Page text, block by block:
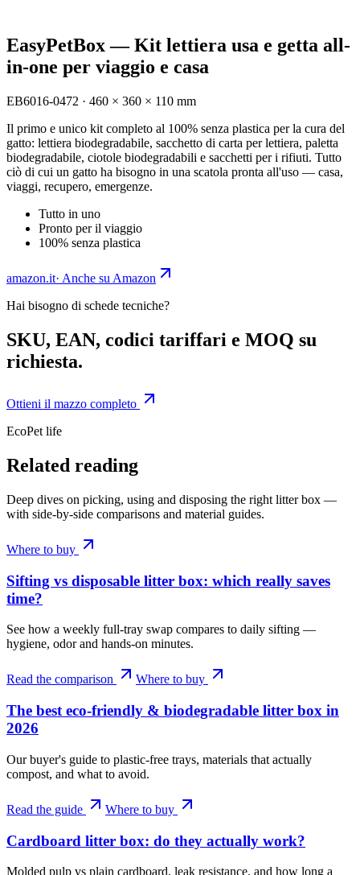
EasyPetBox — Kit lettiera usa e getta all-
in-one per viaggio e casa
EB6016-0472 · 460 × 360 × 110 mm
Il primo e unico kit completo al 100% senza plastica per la cura del
gatto: lettiera biodegradabile, sacchetto di carta per lettiera, paletta
biodegradabile, ciotole biodegradabili e sacchetti per i rifiuti. Tutto
ciò di cui un gatto ha bisogno in una scatola pronta all'uso — casa,
viaggi, recupero, emergenze.
Tutto in uno
Pronto per il viaggio
100% senza plastica
amazon.it· Anche su Amazon
Hai bisogno di schede tecniche?
SKU, EAN, codici tariffari e MOQ su
richiesta.
Ottieni il mazzo completo
EcoPet life
Related reading
Deep dives on picking, using and disposing the right litter box —
with side-by-side comparisons and material guides.
Where to buy
Sifting vs disposable litter box: which really saves
time?
See how a weekly full-tray swap compares to daily sifting —
hygiene, odor and hands-on minutes.
Read the comparison Where to buy
The best eco-friendly & biodegradable litter box in
2026
Our buyer's guide to plastic-free trays, materials that actually
compost, and what to avoid.
Read the guide Where to buy
Cardboard litter box: do they actually work?
Molded pulp vs plain cardboard, leak resistance, and how long a